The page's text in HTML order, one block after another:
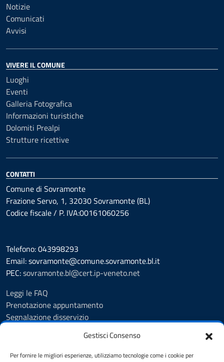
Gestisci Consenso
Per fornire le migliori esperienze, utilizziamo tecnologie come i cookie per
Notizie
Comunicati
Avvisi
VIVERE IL COMUNE
Luoghi
Eventi
Galleria Fotografica
Informazioni turistiche
Dolomiti Prealpi
Strutture ricettive
CONTATTI
Comune di Sovramonte
Frazione Servo, 1, 32030 Sovramonte (BL)
Codice fiscale / P. IVA:00161060256
Telefono: 043998293
Email: sovramonte@comune.sovramonte.bl.it
PEC:sovramonte.bl@cert.ip-veneto.net
Leggi le FAQ
Prenotazione appuntamento
Segnalazione disservizio
Amministrazione trasparente
Albo Pretorio